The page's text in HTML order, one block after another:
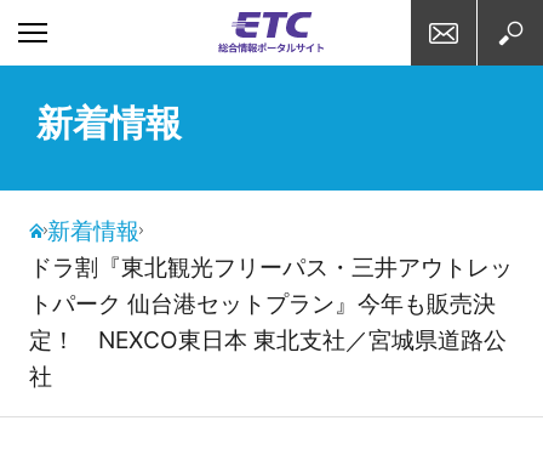
新着情報
新着情報
ドラ割『東北観光フリーパス・三井アウトレッ
トパーク 仙台港セットプラン』今年も販売決
定！ NEXCO東日本 東北支社／宮城県道路公
社